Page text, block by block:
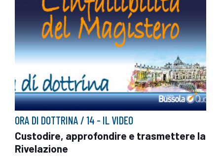
ORA DI DOTTRINA / 14 - IL VIDEO
Custodire, approfondire e trasmettere la
Rivelazione